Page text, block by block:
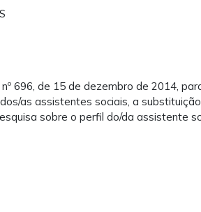
696, de 15 de dezembro de 2014,
as assistentes sociais, a
sobre o perfil do/da assistente